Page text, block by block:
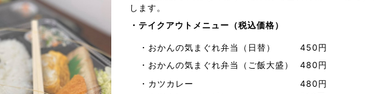
します。
・テイクアウトメニュー（税込価格）
・おかんの気まぐれ弁当
（日替）
・おかんの気まぐれ弁当（ご飯大盛）
450円
480円
・カツカレー
480円